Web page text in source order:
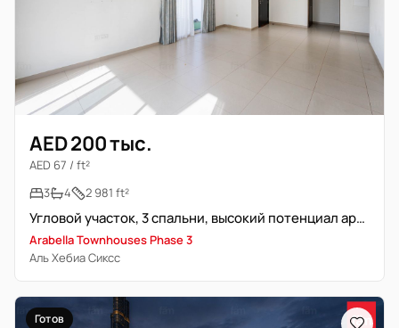
AED 200 тыс.
AED 67 / ft²
3
4 2 981 ft²
Угловой участок, 3 спальни, высокий потенциал аренды
Arabella Townhouses Phase 3
Аль Хебиа Сиксс
Готов